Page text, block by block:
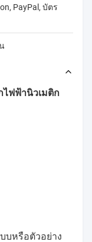
PayPal, บัตร
ไฟฟ้านิวเมติก
บหรือตัวอย่าง